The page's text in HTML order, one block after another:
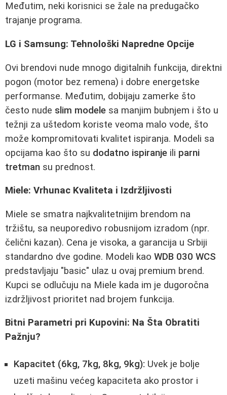
Međutim, neki korisnici se žale na predugačko
trajanje programa.
LG i Samsung: Tehnološki Napredne Opcije
Ovi brendovi nude mnogo digitalnih funkcija, direktni
pogon (motor bez remena) i dobre energetske
performanse. Međutim, dobijaju zamerke što
često nude slim modele sa manjim bubnjem i što u
težnji za uštedom koriste veoma malo vode, što
može kompromitovati kvalitet ispiranja. Modeli sa
opcijama kao što su dodatno ispiranje ili parni
tretman su prednost.
Miele: Vrhunac Kvaliteta i Izdržljivosti
Miele se smatra najkvalitetnijim brendom na
tržištu, sa neuporedivo robusnijom izradom (npr.
čelični kazan). Cena je visoka, a garancija u Srbiji
standardno dve godine. Modeli kao WDB 030 WCS
predstavljaju "basic" ulaz u ovaj premium brend.
Kupci se odlučuju na Miele kada im je dugoročna
izdržljivost prioritet nad brojem funkcija.
Bitni Parametri pri Kupovini: Na Šta Obratiti
Pažnju?
Kapacitet (6kg, 7kg, 8kg, 9kg): Uvek je bolje
uzeti mašinu većeg kapaciteta ako prostor i